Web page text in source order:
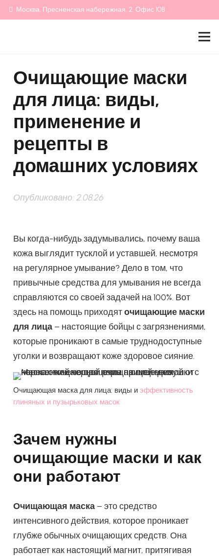
Москва, Пресненская набережная, 2. Офис 108
Очищающие маски
для лица: виды,
применение и
рецепты в
домашних условиях
Опубликовано:2.08.26
Вы когда-нибудь задумывались, почему ваша
кожа выглядит тусклой и уставшей, несмотря
на регулярное умывание? Дело в том, что
привычные средства для умывания не всегда
справляются со своей задачей на 100%. Вот
здесь на помощь приходяточищающие маски
для лица – настоящие бойцы с загрязнениями,
которые проникают в самые труднодоступные
уголки и возвращают коже здоровое сияние.
Очищающая маска для лица: виды и эффективность
глиняных и пузырьковых масок
Зачем нужны
очищающие маски и как
они работают
Очищающая маска – это средство
интенсивного действия, которое проникает
глубже обычных очищающих средств. Она
работает как настоящий магнит, притягивая